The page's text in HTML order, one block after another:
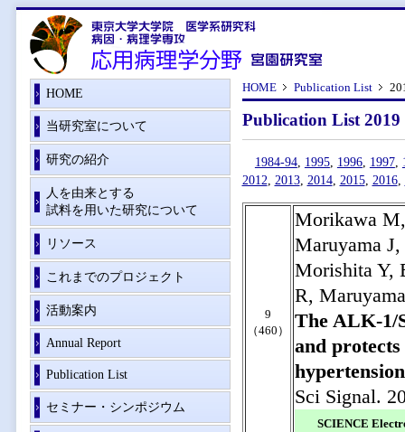
HOME Publication List
Publication List 2019
1984-94, 1995, 1996, 1997,
2012, 2013, 2014, 2015, 2016,
9
（460）
Morikawa
Maruyama
Morishita Y,
R,
The ALK-1/
and
Sci Signal.
SCIENCE
HOME
当研究室について
研究の紹介
人を由来とする
試料を用いた研究について
リソース
これまでのプロジェクト
活動案内
Annual Report
Publication List
セミナー・シンポジウム